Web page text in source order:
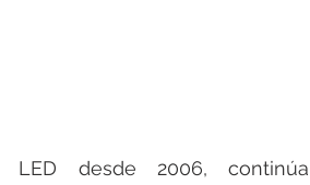
desde 2006, continúa